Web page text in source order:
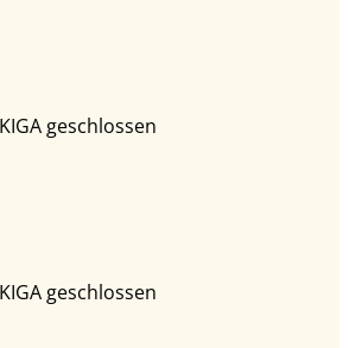
geschlossen
geschlossen